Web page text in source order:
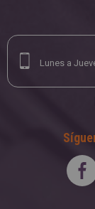
Cuero y Piel
Lunes a